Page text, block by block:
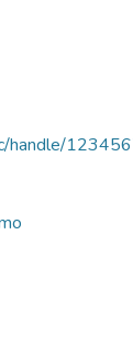
handle/